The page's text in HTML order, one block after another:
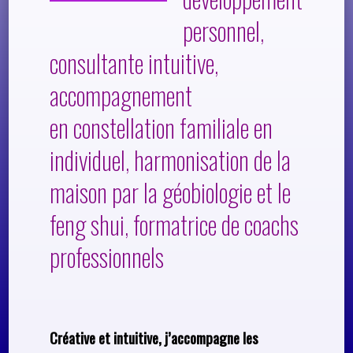
Lunion
Formation®
école de
coaching de
l’excellence
Agenda
Témoignages Contacts et
rendez-vous
personnel,
consultante intuitive,
accompagnement
en constellation familiale en
individuel, harmonisation de la
maison par la géobiologie et le
feng shui, formatrice de coachs
professionnels
Créative et intuitive, j’accompagne les